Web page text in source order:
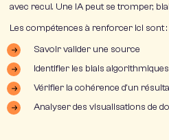
avec recul. Une IA peut se tromper,
Les compétences à renforcer ici sont :
Savoir valider une source
Identifier les biais algorithmiques
Vérifier la cohérence d’un
Analyser des visualisations de